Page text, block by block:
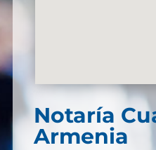
Notaría
Armenia